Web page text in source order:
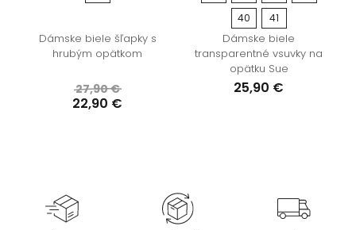
Dámske biele šľapky s
hrubým opätkom
27,90 €
22,90 €
40
41
Dámske biele
transparentné vsuvky na
opätku Sue
25,90 €